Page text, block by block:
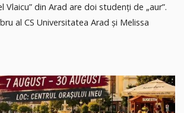
Vlaicu” din Arad are doi studenți de „aur”.
al CS Universitatea Arad și Melissa